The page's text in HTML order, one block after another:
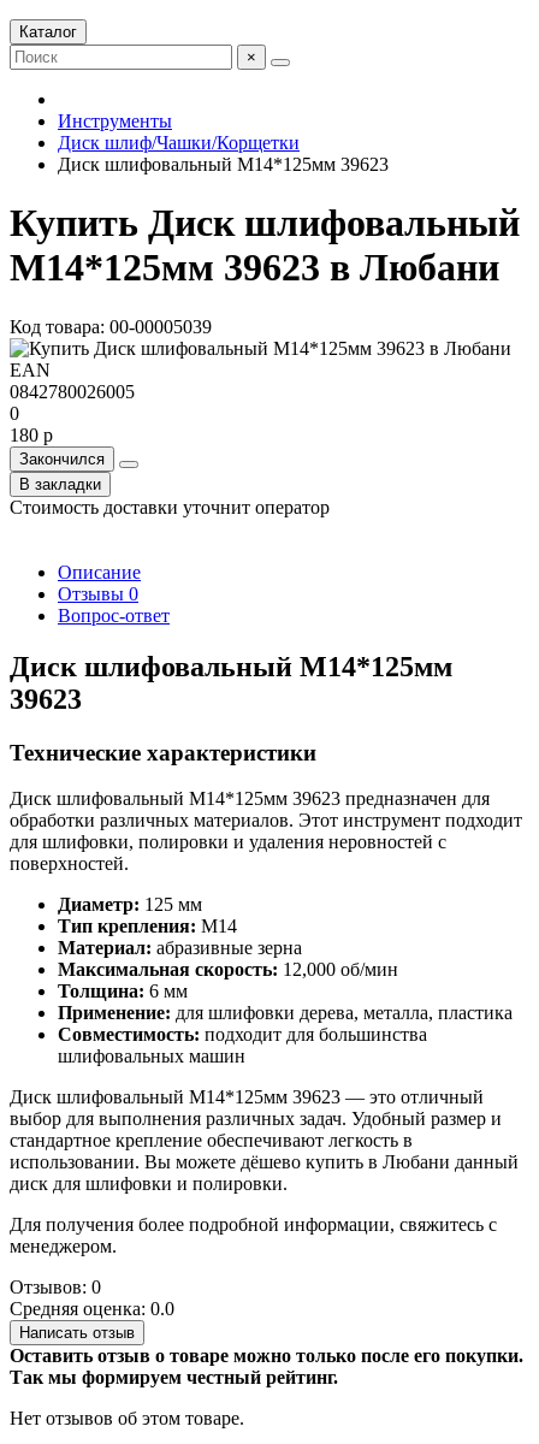
Каталог
×
Инструменты
Диск шлиф/Чашки/Корщетки
Диск шлифовальный М14*125мм 39623
Купить Диск шлифовальный
М14*125мм 39623 в Любани
Код товара: 00-00005039
EAN
0842780026005
0
180 р
Закончился
В закладки
Стоимость доставки уточнит оператор
Описание
Отзывы 0
Вопрос-ответ
Диск шлифовальный М14*125мм
39623
Технические характеристики
Диск шлифовальный М14*125мм 39623 предназначен для
обработки различных материалов. Этот инструмент подходит
для шлифовки, полировки и удаления неровностей с
поверхностей.
Диаметр: 125 мм
Тип крепления: М14
Материал: абразивные зерна
Максимальная скорость: 12,000 об/мин
Толщина: 6 мм
Применение: для шлифовки дерева, металла, пластика
Совместимость: подходит для большинства
шлифовальных машин
Диск шлифовальный М14*125мм 39623 — это отличный
выбор для выполнения различных задач. Удобный размер и
стандартное крепление обеспечивают легкость в
использовании. Вы можете дёшево купить в Любани данный
диск для шлифовки и полировки.
Для получения более подробной информации, свяжитесь с
менеджером.
Отзывов: 0
Средняя оценка: 0.0
Написать отзыв
Оставить отзыв о товаре можно только после его покупки.
Так мы формируем честный рейтинг.
Нет отзывов об этом товаре.